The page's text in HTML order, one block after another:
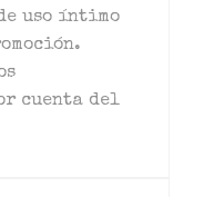
uso íntimo
cuenta del